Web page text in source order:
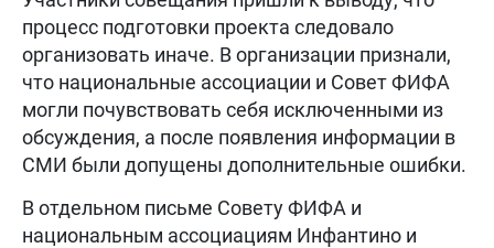
процесс подготовки проекта следовало
организовать иначе. В организации признали,
что национальные ассоциации и Совет ФИФА
могли почувствовать себя исключенными из
обсуждения, а после появления информации в
СМИ были допущены дополнительные ошибки.
В отдельном письме Совету ФИФА и
национальным ассоциациям Инфантино и